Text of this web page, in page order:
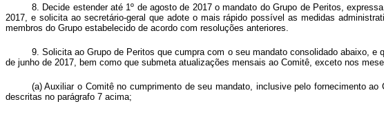
8. Decide estender até 1º de agosto de 2017 o mandato do Grupo de Peritos,
2017, e solicita ao secretário-geral que adote o mais rápido possível as medidas
membros do Grupo estabelecido de acordo com resoluções anteriores.
9. Solicita ao Grupo de Peritos que cumpra com o seu mandato consolidado abaixo,
de junho de 2017, bem como que submeta atualizações mensais ao Comitê, exceto nos
(a) Auxiliar o Comitê no cumprimento de seu mandato, inclusive pelo fornecimento
descritas no parágrafo 7 acima;